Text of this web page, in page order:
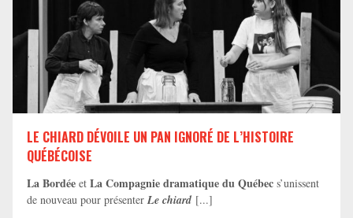
LE CHIARD DÉVOILE UN PAN IGNORÉ DE L’HISTOIRE
QUÉBÉCOISE
La Bordée et La Compagnie dramatique du Québec s’unissent
de nouveau pour présenter Le chiard [...]